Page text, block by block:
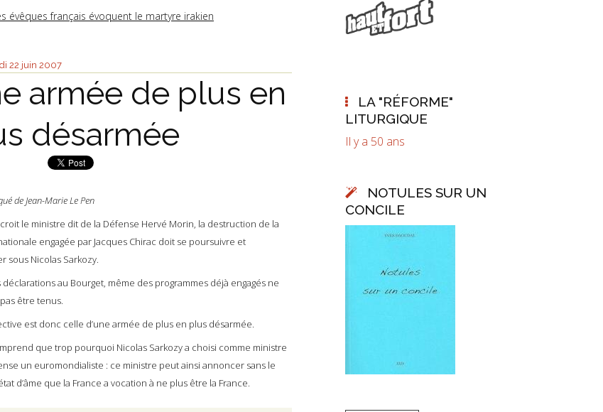
évêques français évoquent le martyre irakien
22 juin 2007
armée de plus en
désarmée
de Jean-Marie Le Pen
croit le ministre dit de la Défense Hervé Morin, la destruction de la
engagée par Jacques Chirac doit se poursuivre et
sous Nicolas Sarkozy.
déclarations au Bourget, même des programmes déjà engagés ne
être tenus.
est donc celle d’une armée de plus en plus désarmée.
que trop pourquoi Nicolas Sarkozy a choisi comme ministre
un euromondialiste : ce ministre peut ainsi annoncer sans le
d’âme que la France a vocation à ne plus être la France.
LA "RÉFORME"
LITURGIQUE
Il y a 50 ans
NOTULES SUR UN
CONCILE